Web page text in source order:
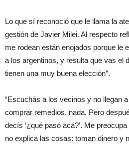
Lo que sí reconoció que le llama la
gestión de Javier Milei. Al respecto
me rodean están enojados porque le
a los argentinos, y resulta que vas el
tienen una muy buena elección”.
“Escuchás a los vecinos y no llegan
comprar remedios, nada. Pero
decís ‘¿qué pasó acá?’. Me
no explica las cosas: toman dinero y